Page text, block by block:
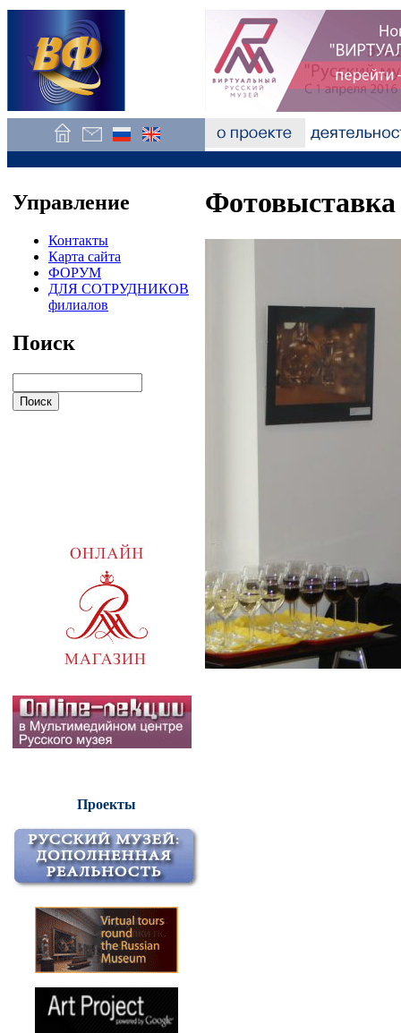
Управление
Контакты
Карта сайта
ФОРУМ
ДЛЯ СОТРУДНИКОВ
филиалов
Поиск
Проекты